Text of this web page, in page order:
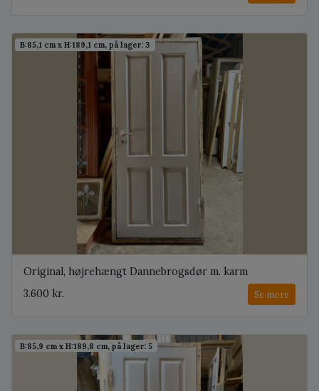
B:85,1 cm x H:189,1 cm, på lager: 3
Original, højrehængt Dannebrogsdør m. karm
3.600 kr.
Se mere
B:85,9 cm x H:189,8 cm, på lager: 5